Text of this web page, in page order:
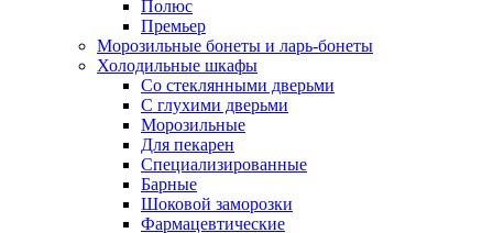
Полюс
Премьер
Морозильные бонеты и ларь-бонеты
Холодильные шкафы
Со стеклянными дверьми
С глухими дверьми
Морозильные
Для пекарен
Специализированные
Барные
Шоковой заморозки
Фармацевтические